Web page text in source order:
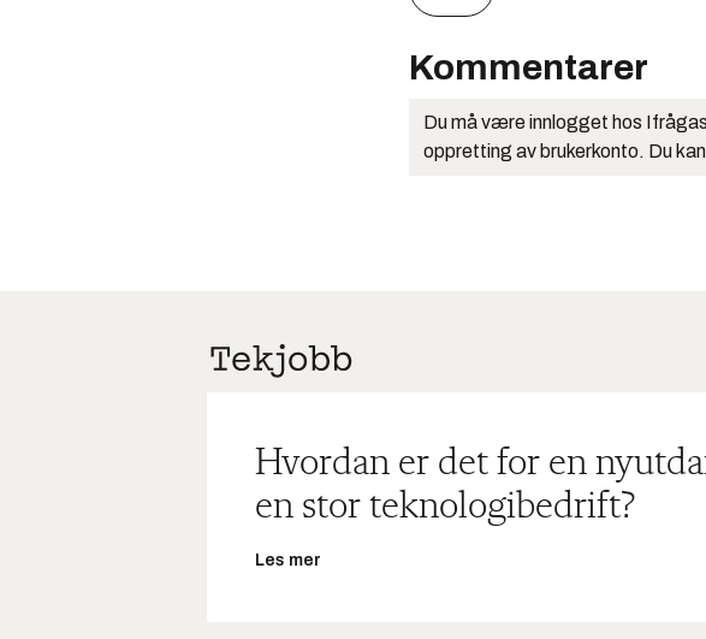
Kommentarer
Du må være innlogget hos
oppretting av brukerkonto. Du
Hvordan er det for en
en stor teknologibedrift?
Les mer